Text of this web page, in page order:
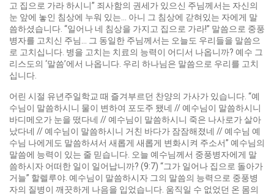
고 집으로 가라 하시니” 죄사함의 권세가 있으신 주님께서는 자신의
눈 앞에 놓인 침상에 누워 있는… 아니 그 침상에 갇혀있는 자에게 말
씀하셨습니다. “일어나 네 침상을 가지고 집으로 가라!” 말씀으로 중풍
병자를 고치신 주님… 그 동일한 주님께서는 오늘도 우리들을 말씀으
로 고치십니다. 병을 고치는 치료의 능력이 어디서 나옵니까? 예수 그
리스도의 ‘말씀’에서 나옵니다. 우리 하나님은 말씀으로 우리를 고치
십니다.
어린 시절 유년주일학교 때 즐겨부르던 찬양의 가사가 있습니다. “예
수님이 말씀하시니 물이 변하여 포도주 됐네 // 예수님이 말씀하시니
바디메오가 눈을 떴다네 // 예수님이 말씀하시니 죽은 나사로가 살아
났다네 // 예수님이 말씀하시니 거친 바다가 잠잠해졌네 // 예수님 예
수님 나에게도 말씀하셔서 새롭게 새롭게 변화시켜 주소서” 예수님의
말씀에 능력이 있는 줄 믿습니다. 오늘 예수님께서 중풍병자에게 말
씀하시자 어떠한 일이 일어납니까? (9:7) “그가 일어나 집으로 돌아가
거늘” 할렐루야. 예수님이 말씀하시자 그의 말씀의 능력으로 중풍병
자의 질병이 깨끗하게 나음을 입었습니다. 움직일 수 없었던 온 몸의